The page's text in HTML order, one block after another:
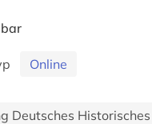
Online
Deutsches